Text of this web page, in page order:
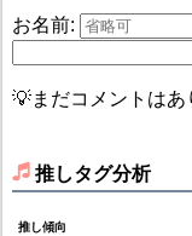
お名前:
💡まだコメントはあ
推しタグ分析
推し傾向